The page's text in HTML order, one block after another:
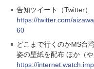
告知ツイート（Twitter）
https://twitter.com/
60
どこまで行くのかMS台
姿の壁紙を配布 ほか（や
https://